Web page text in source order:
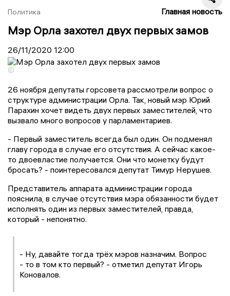
Политика Главная новость
Мэр Орла захотел двух первых замов
26/11/2020 12:00
©
26 ноября депутаты горсовета рассмотрели вопрос о
структуре администрации Орла. Так, новый мэр Юрий
Парахин хочет видеть двух первых заместителей, что
вызвало много вопросов у парламентариев.
- Первый заместитель всегда был один. Он подменял
главу города в случае его отсутствия. А сейчас какое-
то двоевластие получается. Они что монетку будут
бросать? - поинтересовался депутат Тимур Нерушев.
Представитель аппарата администрации города
пояснила, в случае отсутствия мэра обязанности будет
исполнять один из первых заместителей, правда,
который - непонятно.
- Ну, давайте тогда трёх мэров назначим. Вопрос
- то в том кто первый? - отметил депутат Игорь
Коновалов.